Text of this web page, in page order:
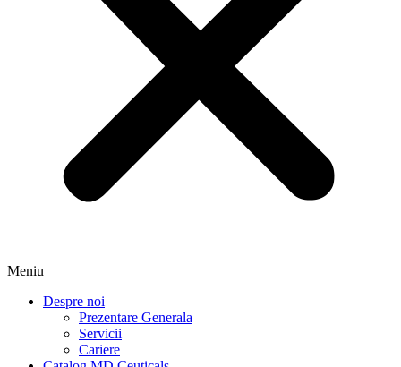
Meniu
Despre noi
Prezentare Generala
Servicii
Cariere